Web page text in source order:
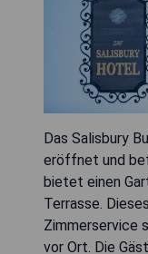
Das Salisbury
eröffnet und
bietet einen
Terrasse.
Zimmerservice
vor Ort. Die